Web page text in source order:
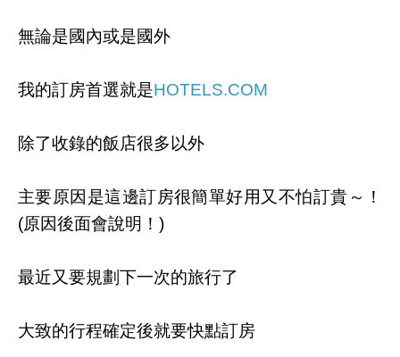
無論是國內或是國外
我的訂房首選就是HOTELS.COM
除了收錄的飯店很多以外
主要原因是這邊訂房很簡單好用又不怕訂貴～！
(原因後面會說明！)
最近又要規劃下一次的旅行了
大致的行程確定後就要快點訂房